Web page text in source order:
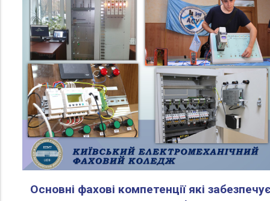
Основні фахові компетенції які